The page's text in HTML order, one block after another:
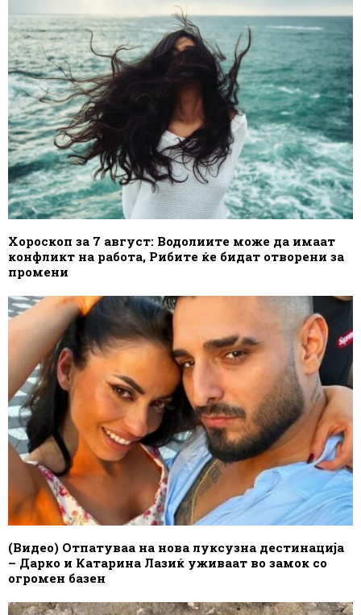
Хороскоп за 7 август: Водолиите може да имаат
конфликт на работа, Рибите ќе бидат отворени за
промени
(Видео) Отпатуваа на нова луксузна дестинација
– Дарко и Катарина Лазиќ уживаат во замок со
огромен базен